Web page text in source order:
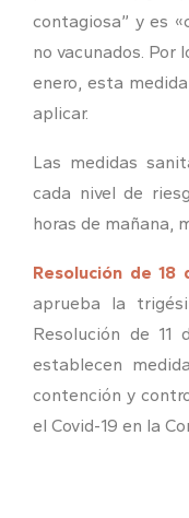
contagiosa” y es
no vacunados. Por
enero, esta
aplicar.
Las medidas
cada nivel de
horas de mañana,
Resolución de
aprueba la
Resolución de 11
establecen
contención y
el Covid-19 en la